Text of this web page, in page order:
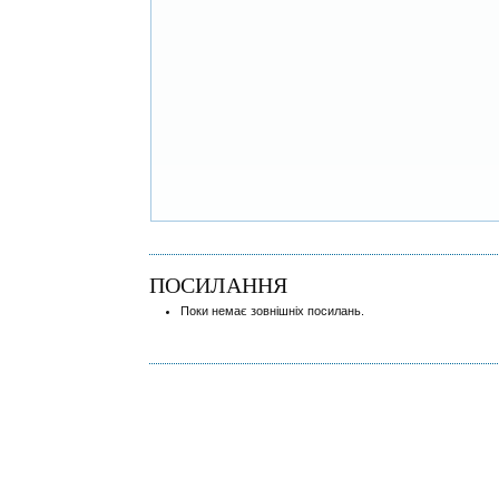
ПОСИЛАННЯ
Поки немає зовнішніх посилань.